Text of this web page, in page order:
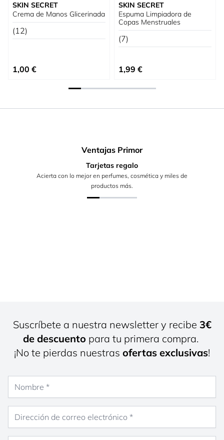
SKIN SECRET
Crema de Manos Glicerinada
(12)
1,00 €
SKIN SECRET
Espuma Limpiadora de
Copas Menstruales
(7)
1,99 €
Ventajas Primor
Tarjetas regalo
Acierta con lo mejor en perfumes, cosmética y miles de
productos más.
Suscríbete a nuestra newsletter y recibe 3€
de descuento para tu primera compra.
¡No te pierdas nuestras ofertas exclusivas!